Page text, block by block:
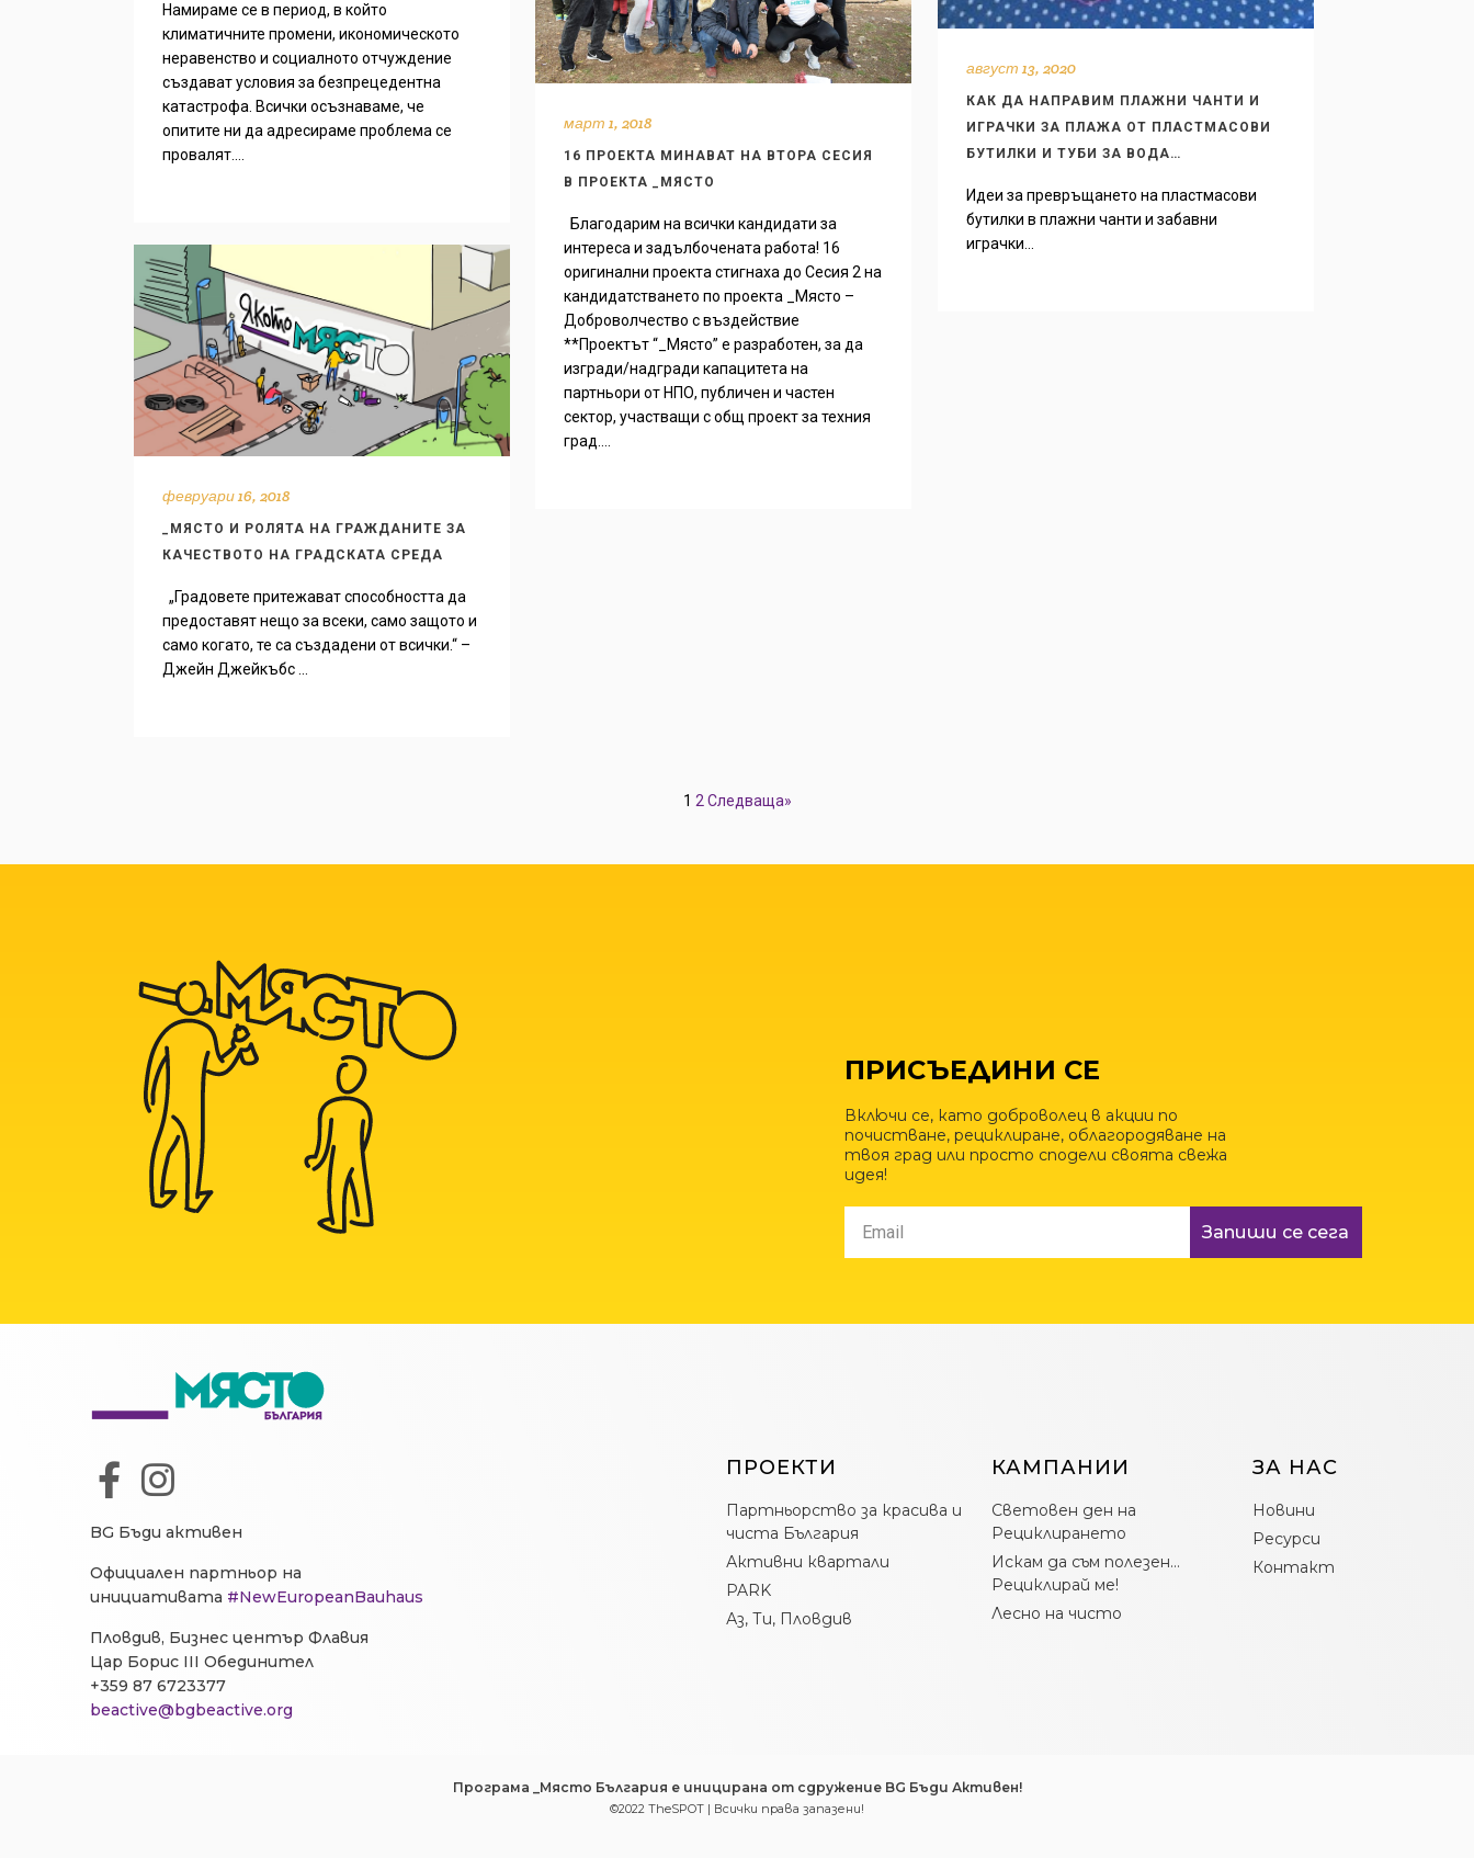
август 13, 2020
КАК ДА НАПРАВИМ ПЛАЖНИ ЧАНТИ И
ИГРАЧКИ ЗА ПЛАЖА ОТ ПЛАСТМАСОВИ
БУТИЛКИ И ТУБИ ЗА ВОДА…
Идеи за превръщането на пластмасови
бутилки в плажни чанти и забавни
играчки...
Намираме се в период, в който
климатичните промени, икономическото
неравенство и социалното отчуждение
създават условия за безпрецедентна
катастрофа. Всички осъзнаваме, че
опитите ни да адресираме проблема се
провалят....
март 1, 2018
16 ПРОЕКТА МИНАВАТ НА ВТОРА СЕСИЯ
В ПРОЕКТА _МЯСТО
Благодарим на всички кандидати за
интереса и задълбочената работа! 16
оригинални проекта стигнаха до Сесия 2 на
кандидатстването по проекта _Място –
Доброволчество с въздействие
**Проектът “_Място” е разработен, за да
изгради/надгради капацитета на
партньори от НПО, публичен и частен
сектор, участващи с общ проект за техния
град....
февруари 16, 2018
_МЯСТО И РОЛЯТА НА ГРАЖДАНИТЕ ЗА
КАЧЕСТВОТО НА ГРАДСКАТА СРЕДА
„Градовете притежават способността да
предоставят нещо за всеки, само защото и
само когато, те са създадени от всички.“ –
Джейн Джейкъбс ...
1 2 Следваща»
ПРИСЪЕДИНИ СЕ
Включи се, като доброволец в акции по
почистване, рециклиране, облагородяване на
твоя град или просто сподели своята свежа
идея!
Запиши се сега
BG Бъди активен
Официален партньор на
инициативата #NewEuropeanBauhaus
Пловдив, Бизнес център Флавия
Цар Борис III Обединител
+359 87 6723377
beactive@bgbeactive.org
ПРОЕКТИ
Партньорство за красива и
чиста България
Активни квартали
PARK
Аз, Ти, Пловдив
КАМПАНИИ
Световен ден на
Рециклирането
Искам да съм полезен…
Рециклирай ме!
Лесно на чисто
ЗА НАС
Новини
Ресурси
Контакт
Програма _Място България е иницирана от сдружение BG Бъди Активен!
©2022 TheSPOT | Всички права запазени!